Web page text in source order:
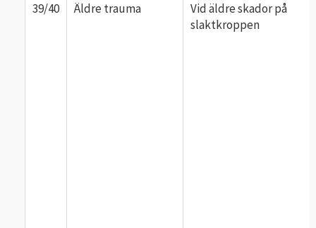
39/40
Äldre trauma
Vid äldre skador på
slaktkroppen